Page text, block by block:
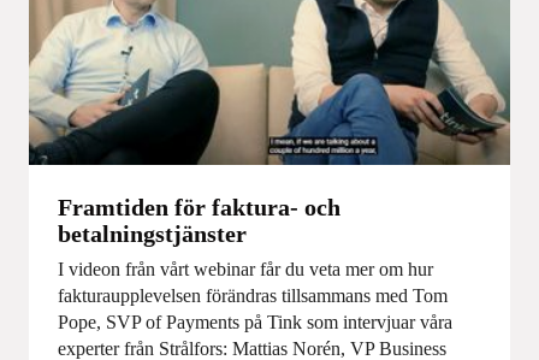
Framtiden för faktura- och
betalningstjänster
I videon från vårt webinar får du veta mer om hur
fakturaupplevelsen förändras tillsammans med Tom
Pope, SVP of Payments på Tink som intervjuar våra
experter från Strålfors: Mattias Norén, VP Business